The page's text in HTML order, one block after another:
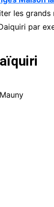
les grands
par